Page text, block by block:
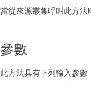
當從來源叢集呼叫此方
參數
此方法具有下列輸入參數